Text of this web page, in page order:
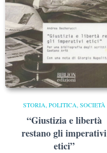
STORIA, POLITICA, SOCIETÀ
“Giustizia e libertà
restano gli imperativi
etici”